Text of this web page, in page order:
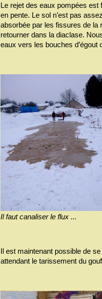
Le rejet des eaux pompées
en pente. Le sol n’est pas
absorbée par les fissures de la
retourner dans la diaclase.
eaux vers les bouches d’égout
Il faut canaliser le flux ...
Il est maintenant possible de
attendant le tarissement du